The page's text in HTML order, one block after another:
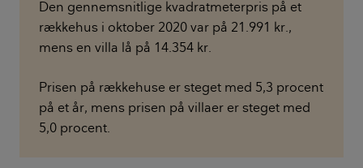
Den gennemsnitlige kvadratmeterpris på et
rækkehus i oktober 2020 var på 21.991 kr.,
mens en villa lå på 14.354 kr.
Prisen på rækkehuse er steget med 5,3 procent
på et år, mens prisen på villaer er steget med
5,0 procent.